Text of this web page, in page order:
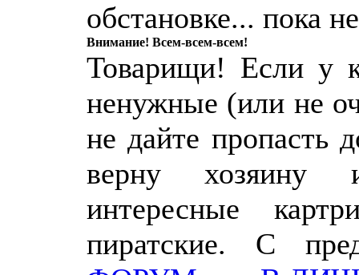
обстановке... пока
Внимание! Всем-всем-всем!
Товарищи! Если у
ненужные (или не
не дайте пропасть
верну хозяину
интересные
пиратские. С